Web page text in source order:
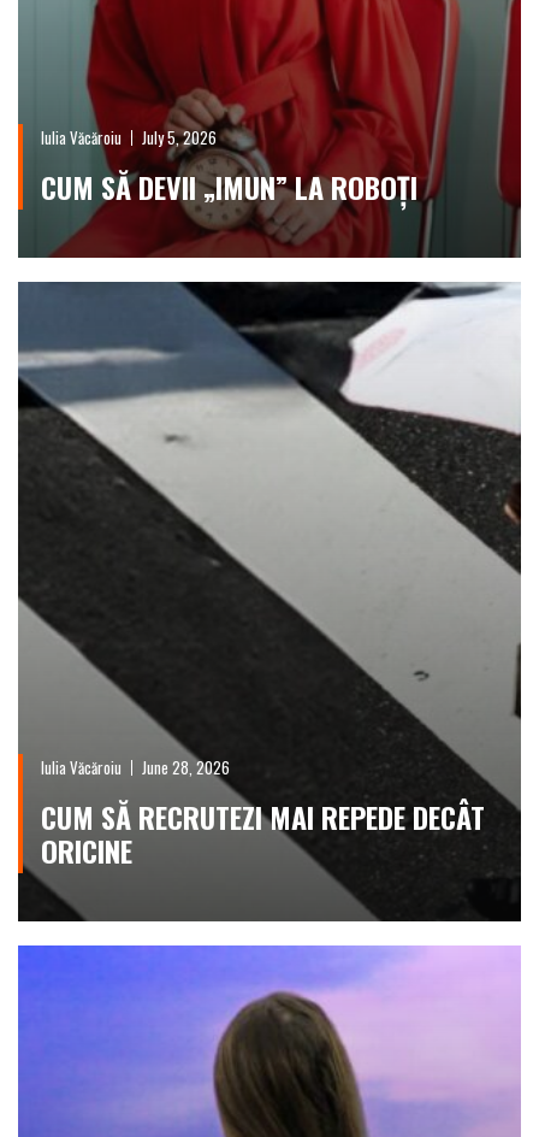
Iulia Văcăroiu July 5, 2026
CUM SĂ DEVII „IMUN” LA ROBOȚI
Iulia Văcăroiu June 28, 2026
CUM SĂ RECRUTEZI MAI REPEDE DECÂT
ORICINE